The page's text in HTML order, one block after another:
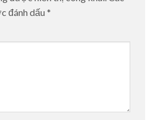
đánh dấu *